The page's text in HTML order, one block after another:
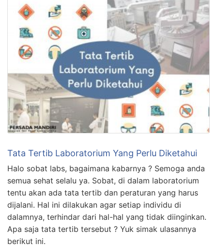
Tata Tertib Laboratorium Yang Perlu Diketahui
Halo sobat labs, bagaimana kabarnya ? Semoga anda
semua sehat selalu ya. Sobat, di dalam laboratorium
tentu akan ada tata tertib dan peraturan yang harus
dijalani. Hal ini dilakukan agar setiap individu di
dalamnya, terhindar dari hal-hal yang tidak diinginkan.
Apa saja tata tertib tersebut ? Yuk simak ulasannya
berikut ini.